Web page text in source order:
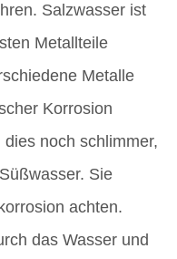
Salzwasser ist
Metallteile
Metalle
Korrosion
noch schlimmer,
Sie
achten.
das Wasser und